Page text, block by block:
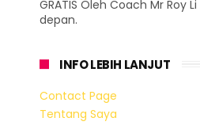
GRATIS Oleh Coach Mr Roy
depan.
INFO LEBIH LANJUT
Contact Page
Tentang Saya